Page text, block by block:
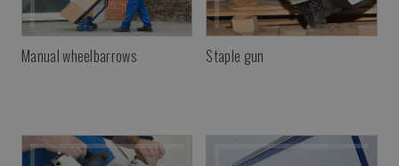
Manual wheelbarrows Staple gun